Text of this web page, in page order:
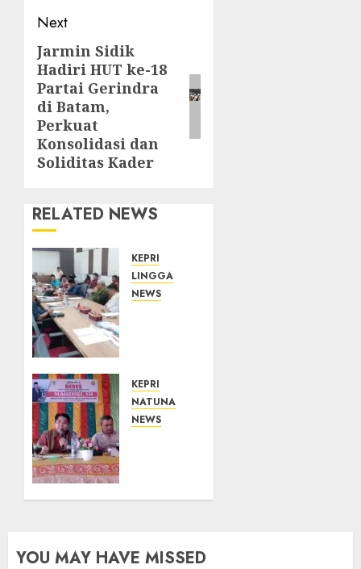
Next
Next
post:
Jarmin Sidik
Hadiri HUT ke-18
Partai Gerindra
di Batam,
Perkuat
Konsolidasi dan
Soliditas Kader
RELATED NEWS
KEPRI
LINGGA
NEWS
Kades
Limbung
Tegas:
Sah
KEPRI
NATUNA
NEWS
Ruang
Aspirasi,
YOU MAY HAVE MISSED